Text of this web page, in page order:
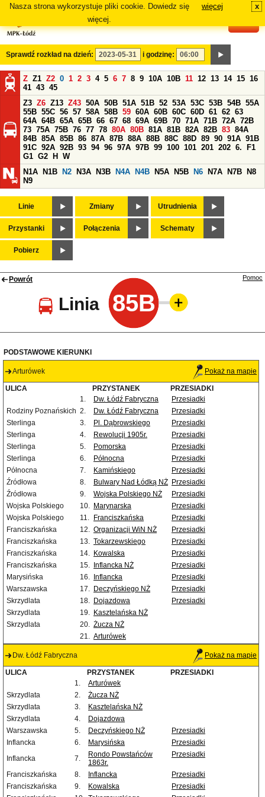
Nasza strona wykorzystuje pliki cookie. Dowiedz się
więcej.
więcej x
Sprawdź rozkład na dzień: i godzinę:
Z Z1 Z2 0 1 2 3 4 5 6 7 8 9 10A 10B 11 12 13 14 15 16
41 43 45
Z3 Z6 Z13 Z43 50A 50B 51A 51B 52 53A 53C 53B 54B 55A
55B 55C 56 57 58A 58B 59 60A 60B 60C 60D 61 62 63
64A 64B 65A 65B 66 67 68 69A 69B 70 71A 71B 72A 72B
73 75A 75B 76 77 78 80A 80B 81A 81B 82A 82B 83 84A
84B 85A 85B 86 87A 87B 88A 88B 88C 88D 89 90 91A 91B
91C 92A 92B 93 94 96 97A 97B 99 100 101 201 202 6.
F1
G1 G2 H
W
N1A
N1B N2 N3A N3B N4A N4B N5A N5B N6 N7A N7B
N8
N9
Linie Zmiany Utrudnienia
Przystanki Połączenia Schematy
Pobierz
Powrót
Linia 85B
Pomoc
PODSTAWOWE KIERUNKI
Arturówek Pokaż na mapie
ULICA PRZYSTANEK
PRZESIADKI
1.
Dw. Łódź Fabryczna
Przesiadki
Rodziny Poznańskich 2. Dw. Łódź Fabryczna
Przesiadki
Sterlinga
3. Pl. Dąbrowskiego
Przesiadki
Sterlinga
4. Rewolucji 1905r.
Przesiadki
Sterlinga
5. Pomorska
Przesiadki
Sterlinga
6. Północna
Przesiadki
Północna
7. Kamińskiego
Przesiadki
Źródłowa
8. Bulwary Nad Łódką NŻ Przesiadki
Źródłowa
9. Wojska Polskiego NŻ
Przesiadki
Wojska Polskiego
10. Marynarska
Przesiadki
Wojska Polskiego
11. Franciszkańska
Przesiadki
Franciszkańska
12. Organizacji WiN NŻ
Przesiadki
Franciszkańska
13. Tokarzewskiego
Przesiadki
Franciszkańska
14. Kowalska
Przesiadki
Franciszkańska
15. Inflancka NŻ
Przesiadki
Marysińska
16. Inflancka
Przesiadki
Warszawska
17. Deczyńskiego NŻ
Przesiadki
Skrzydlata
18. Dojazdowa
Przesiadki
Skrzydlata
19. Kasztelańska NŻ
Skrzydlata
20. Żucza NŻ
21. Arturówek
Dw. Łódź Fabryczna Pokaż na mapie
ULICA PRZYSTANEK
PRZESIADKI
1.
Arturówek
Skrzydlata
2.
Żucza NŻ
Skrzydlata
3.
Kasztelańska NŻ
Skrzydlata
4.
Dojazdowa
Warszawska
5. Deczyńskiego NŻ
Przesiadki
Inflancka
6. Marysińska
Przesiadki
Inflancka
7.
Rondo Powstańców
1863r.
Przesiadki
Franciszkańska 8. Inflancka
Przesiadki
Franciszkańska
9. Kowalska
Przesiadki